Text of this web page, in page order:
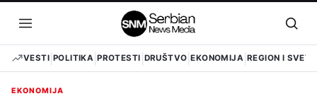
sadržaj
Otvori
meni
VESTI POLITIKA PROTESTI DRUŠTVO EKONOMIJA REGION I SVET
EKONOMIJA